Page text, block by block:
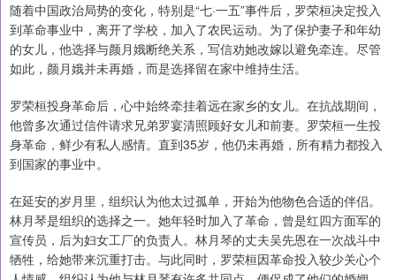
随着中国政治局势的变化，特别是“七·一五”事件后，罗荣桓决定投入
到革命事业中，离开了学校，加入了农民运动。为了保护妻子和年幼
的女儿，他选择与颜月娥断绝关系，写信劝她改嫁以避免牵连。尽管
如此，颜月娥并未再婚，而是选择留在家中维持生活。
罗荣桓投身革命后，心中始终牵挂着远在家乡的女儿。在抗战期间，
他曾多次通过信件请求兄弟罗宴清照顾好女儿和前妻。罗荣桓一生投
身革命，鲜少有私人感情。直到35岁，他仍未再婚，所有精力都投入
到国家的事业中。
在延安的岁月里，组织认为他太过孤单，开始为他物色合适的伴侣。
林月琴是组织的选择之一。她年轻时加入了革命，曾是红四方面军的
宣传员，后为妇女工厂的负责人。林月琴的丈夫吴先恩在一次战斗中
牺牲，给她带来沉重打击。与此同时，罗荣桓因革命投入较少关心个